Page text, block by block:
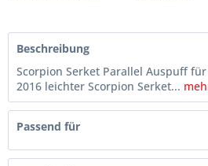
Beschreibung
Scorpion Serket Parallel Auspuff für
2016 leichter Scorpion Serket...
Passend für